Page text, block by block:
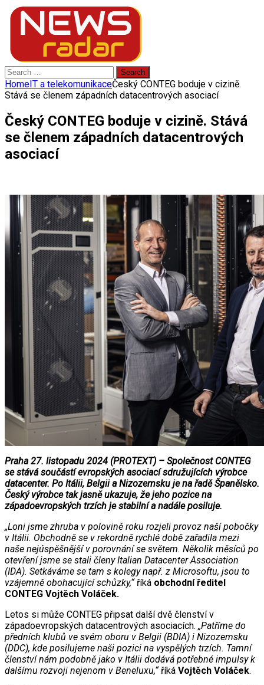
Search
for:
HomeIT a telekomunikaceČeský CONTEG boduje v cizině.
Stává se členem západních datacentrových asociací
Český CONTEG boduje v cizině. Stává
se členem západních datacentrových
asociací
Praha 27. listopadu 2024 (PROTEXT) – Společnost CONTEG
se stává součástí evropských asociací sdružujících výrobce
datacenter. Po Itálii, Belgii a Nizozemsku je na řadě Španělsko.
Český výrobce tak jasně ukazuje, že jeho pozice na
západoevropských trzích je stabilní a nadále posiluje.
„Loni jsme zhruba v polovině roku rozjeli provoz naší pobočky
v Itálii. Obchodně se v rekordně rychlé době zařadila mezi
naše nejúspěšnější v porovnání se světem. Několik měsíců po
otevření jsme se stali členy Italian Datacenter Association
(IDA). Setkáváme se tam s kolegy např. z Microsoftu, jsou to
vzájemně obohacující schůzky,“ říká obchodní ředitel
CONTEG Vojtěch Voláček.
Letos si může CONTEG připsat další dvě členství v
západoevropských datacentrových asociacích. „Patříme do
předních klubů ve svém oboru v Belgii (BDIA) i Nizozemsku
(DDC), kde posilujeme naši pozici na vyspělých trzích. Tamní
členství nám podobně jako v Itálii dodává potřebné impulsy k
dalšímu rozvoji nejenom v Beneluxu,“ říká Vojtěch Voláček.